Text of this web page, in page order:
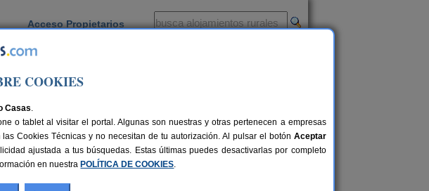
Acceso Propietarios
COOKIES
Casas.
o tablet al visitar el portal. Algunas son nuestras y otras pertenecen a empresas
Cookies Técnicas y no necesitan de tu autorización. Al pulsar el botón Aceptar
ajustada a tus búsquedas. Estas últimas puedes desactivarlas por completo
en nuestra POLÍTICA DE COOKIES.